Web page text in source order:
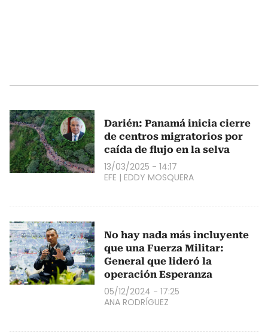
Darién: Panamá inicia cierre
de centros migratorios por
caída de flujo en la selva
13/03/2025 - 14:17
EFE | EDDY MOSQUERA
No hay nada más incluyente
que una Fuerza Militar:
General que lideró la
operación Esperanza
05/12/2024 - 17:25
ANA RODRÍGUEZ